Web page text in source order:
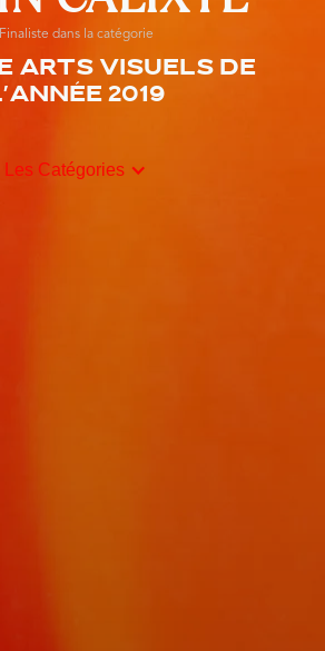
Finaliste dans la catégorie
arts visuels de
2019
Les Catégories